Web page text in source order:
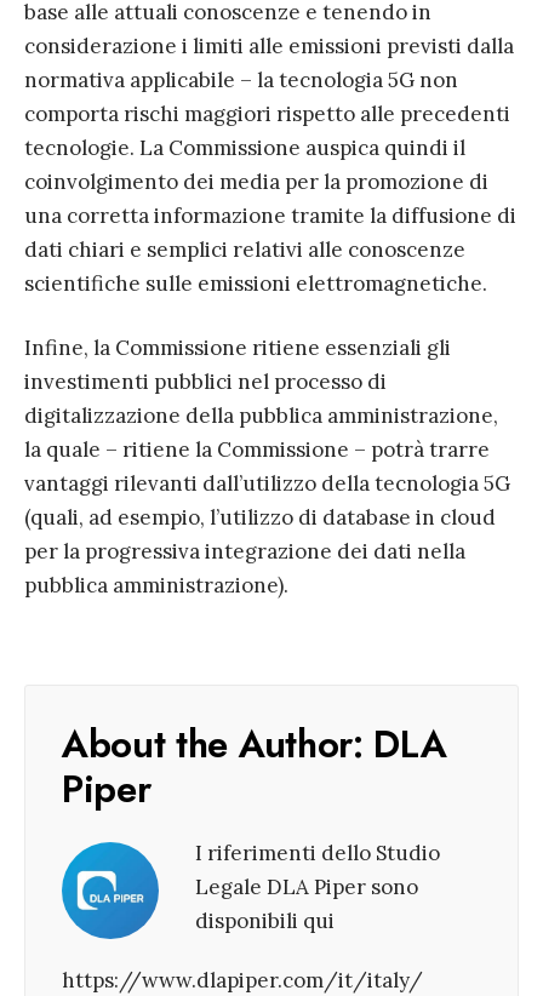
base alle attuali conoscenze e tenendo in
considerazione i limiti alle emissioni previsti dalla
normativa applicabile – la tecnologia 5G non
comporta rischi maggiori rispetto alle precedenti
tecnologie. La Commissione auspica quindi il
coinvolgimento dei media per la promozione di
una corretta informazione tramite la diffusione di
dati chiari e semplici relativi alle conoscenze
scientifiche sulle emissioni elettromagnetiche.
Infine, la Commissione ritiene essenziali gli
investimenti pubblici nel processo di
digitalizzazione della pubblica amministrazione,
la quale – ritiene la Commissione – potrà trarre
vantaggi rilevanti dall’utilizzo della tecnologia 5G
(quali, ad esempio, l’utilizzo di database in cloud
per la progressiva integrazione dei dati nella
pubblica amministrazione).
About the Author: DLA
Piper
I riferimenti dello Studio
Legale DLA Piper sono
disponibili qui
https://www.dlapiper.com/it/italy/